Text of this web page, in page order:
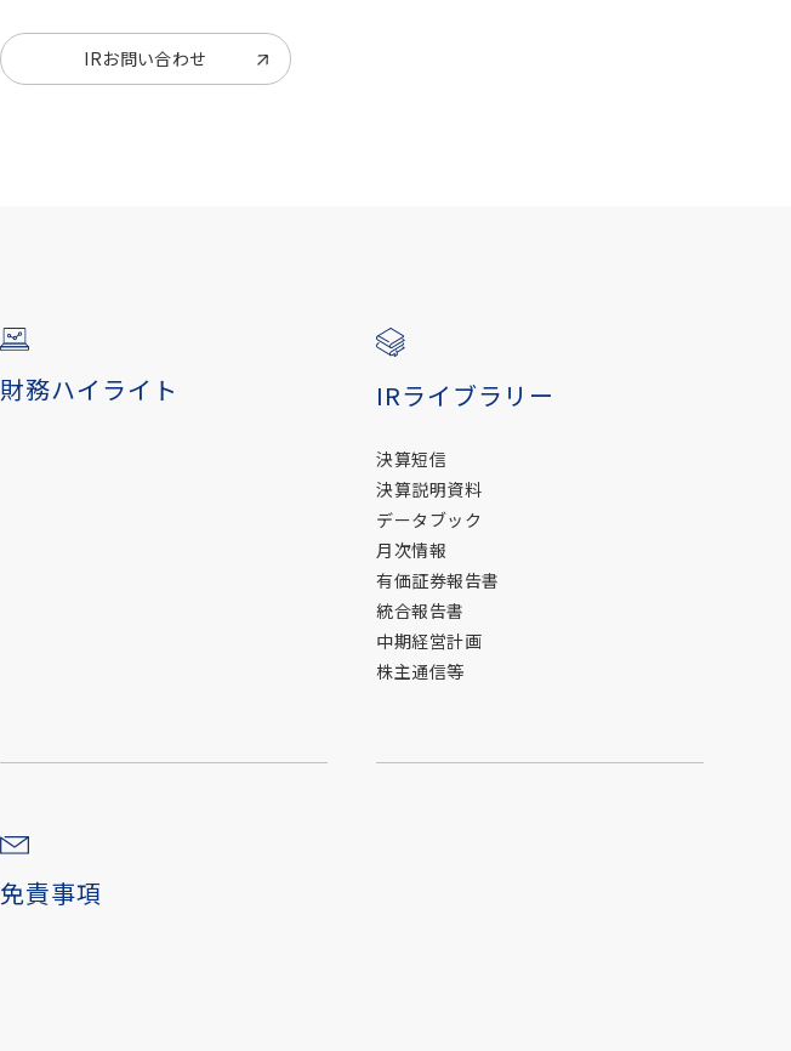
IRお問い合わせ
財務ハイライト IRライブラリー
決算短信
決算説明資料
データブック
月次情報
有価証券報告書
統合報告書
中期経営計画
株主通信等
免責事項